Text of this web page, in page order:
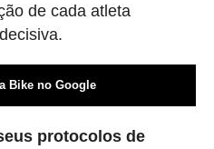
de cada atleta
Bike no Google
protocolos de